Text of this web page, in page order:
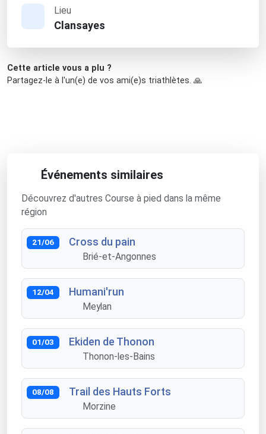
Lieu
Clansayes
Cette article vous a plu ?
Partagez-le à l'un(e) de vos ami(e)s triathlètes. 🙏
Événements similaires
Découvrez d'autres Course à pied dans la même
région
21/06 Cross du pain
Brié-et-Angonnes
12/04 Humani'run
Meylan
01/03 Ekiden de Thonon
Thonon-les-Bains
08/08 Trail des Hauts Forts
Morzine